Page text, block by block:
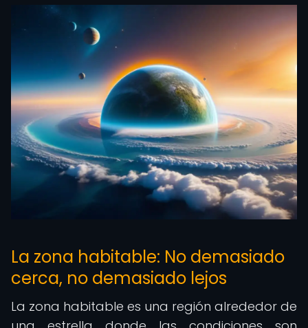
La zona habitable: No demasiado
cerca, no demasiado lejos
La zona habitable es una región alrededor de